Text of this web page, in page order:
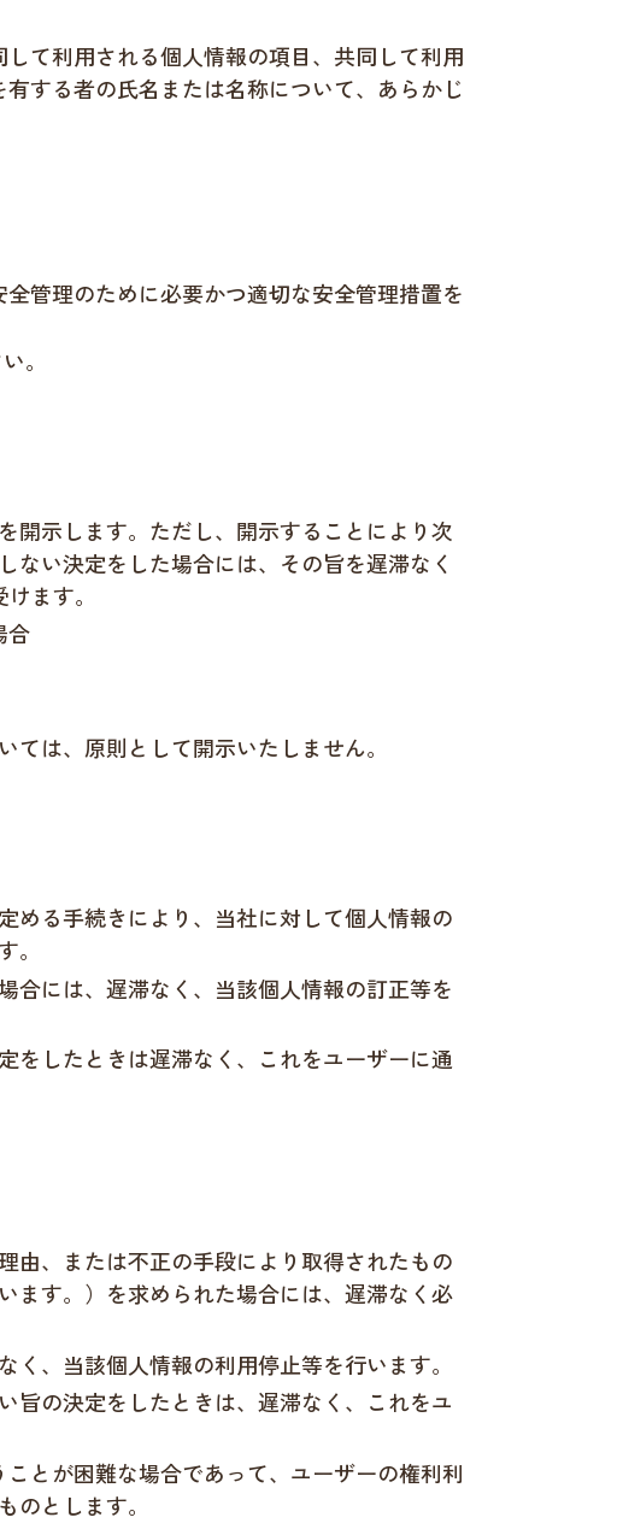
て利用される個人情報の項目、共同して利用
する者の氏名または名称について、あらかじ
管理のために必要かつ適切な安全管理措置を
。
開示します。ただし、開示することにより次
ない決定をした場合には、その旨を遅滞なく
ます。
合
は、原則として開示いたしません。
める手続きにより、当社に対して個人情報の
合には、遅滞なく、当該個人情報の訂正等を
をしたときは遅滞なく、これをユーザーに通
由、または不正の手段により取得されたもの
ます。）を求められた場合には、遅滞なく必
、当該個人情報の利用停止等を行います。
旨の決定をしたときは、遅滞なく、これをユ
とが困難な場合であって、ユーザーの権利利
とします。